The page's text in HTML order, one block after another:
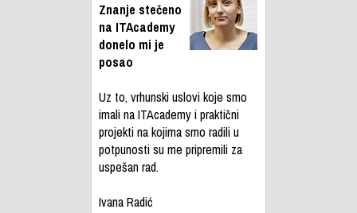
Znanje stečeno
na ITAcademy
donelo mi je
posao
Uz to, vrhunski uslovi koje smo
imali na ITAcademy i praktični
projekti na kojima smo radili u
potpunosti su me pripremili za
uspešan rad.
Ivana Radić